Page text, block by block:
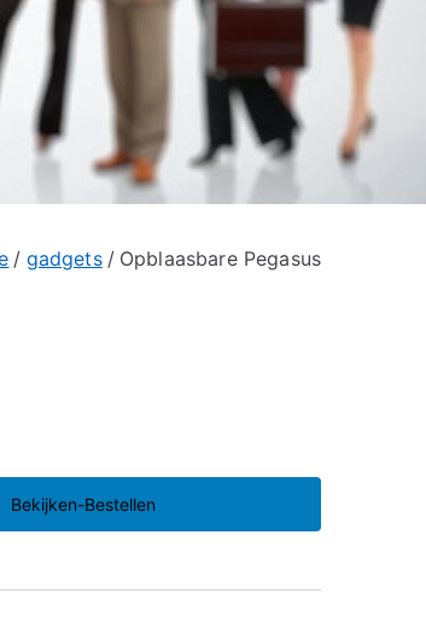
gadgets Opblaasbare Pegasus
Bekijken-Bestellen